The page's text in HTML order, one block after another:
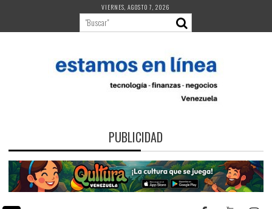
contenido
VIERNES, AGOSTO 7, 2026
PUBLICIDAD